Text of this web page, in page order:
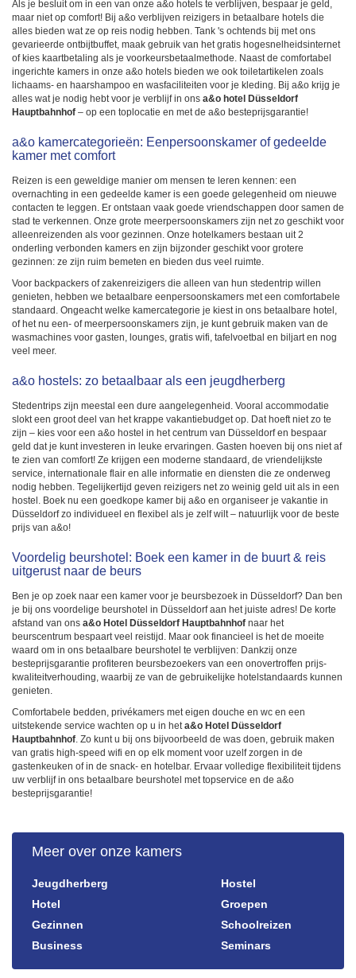
Als je besluit om in een van onze a&o hotels te verblijven, bespaar je geld,
maar niet op comfort! Bij a&o verblijven reizigers in betaalbare hotels die
alles bieden wat ze op reis nodig hebben. Tank 's ochtends bij met ons
gevarieerde ontbijtbuffet, maak gebruik van het gratis hogesnelheidsinternet
of kies kaartbetaling als je voorkeursbetaalmethode. Naast de comfortabel
ingerichte kamers in onze a&o hotels bieden we ook toiletartikelen zoals
lichaams- en haarshampoo en wasfaciliteiten voor je kleding. Bij a&o krijg je
alles wat je nodig hebt voor je verblijf in ons a&o hotel Düsseldorf
Hauptbahnhof – op een toplocatie en met de a&o besteprijsgarantie!
a&o kamercategorieën: Eenpersoonskamer of gedeelde
kamer met comfort
Reizen is een geweldige manier om mensen te leren kennen: een
overnachting in een gedeelde kamer is een goede gelegenheid om nieuwe
contacten te leggen. Er ontstaan vaak goede vriendschappen door samen de
stad te verkennen. Onze grote meerpersoonskamers zijn net zo geschikt voor
alleenreizenden als voor gezinnen. Onze hotelkamers bestaan uit 2
onderling verbonden kamers en zijn bijzonder geschikt voor grotere
gezinnen: ze zijn ruim bemeten en bieden dus veel ruimte.
Voor backpackers of zakenreizigers die alleen van hun stedentrip willen
genieten, hebben we betaalbare eenpersoonskamers met een comfortabele
standaard. Ongeacht welke kamercategorie je kiest in ons betaalbare hotel,
of het nu een- of meerpersoonskamers zijn, je kunt gebruik maken van de
wasmachines voor gasten, lounges, gratis wifi, tafelvoetbal en biljart en nog
veel meer.
a&o hostels: zo betaalbaar als een jeugdherberg
Stedentrips zijn meestal een dure aangelegenheid. Vooral accommodatie
slokt een groot deel van het krappe vakantiebudget op. Dat hoeft niet zo te
zijn – kies voor een a&o hostel in het centrum van Düsseldorf en bespaar
geld dat je kunt investeren in leuke ervaringen. Gasten hoeven bij ons niet af
te zien van comfort! Ze krijgen een moderne standaard, de vriendelijkste
service, internationale flair en alle informatie en diensten die ze onderweg
nodig hebben. Tegelijkertijd geven reizigers net zo weinig geld uit als in een
hostel. Boek nu een goedkope kamer bij a&o en organiseer je vakantie in
Düsseldorf zo individueel en flexibel als je zelf wilt – natuurlijk voor de beste
prijs van a&o!
Voordelig beurshotel: Boek een kamer in de buurt & reis
uitgerust naar de beurs
Ben je op zoek naar een kamer voor je beursbezoek in Düsseldorf? Dan ben
je bij ons voordelige beurshotel in Düsseldorf aan het juiste adres! De korte
afstand van ons a&o Hotel Düsseldorf Hauptbahnhof naar het
beurscentrum bespaart veel reistijd. Maar ook financieel is het de moeite
waard om in ons betaalbare beurshotel te verblijven: Dankzij onze
besteprijsgarantie profiteren beursbezoekers van een onovertroffen prijs-
kwaliteitverhouding, waarbij ze van de gebruikelijke hotelstandaards kunnen
genieten.
Comfortabele bedden, privékamers met eigen douche en wc en een
uitstekende service wachten op u in het a&o Hotel Düsseldorf
Hauptbahnhof . Zo kunt u bij ons bijvoorbeeld de was doen, gebruik maken
van gratis high-speed wifi en op elk moment voor uzelf zorgen in de
gastenkeuken of in de snack- en hotelbar. Ervaar volledige flexibiliteit tijdens
uw verblijf in ons betaalbare beurshotel met topservice en de a&o
besteprijsgarantie!
Meer over onze kamers
Jeugdherberg
Hostel
Hotel
Groepen
Gezinnen
Schoolreizen
Business
Seminars